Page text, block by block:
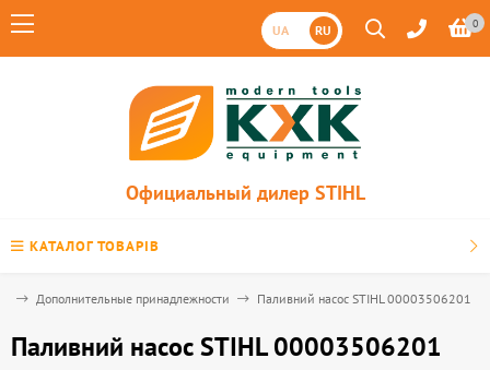
UA RU 0
Официальный дилер STIHL
КАТАЛОГ ТОВАРІВ
Дополнительные принадлежности Паливний насос STIHL 00003506201
Паливний насос STIHL 00003506201